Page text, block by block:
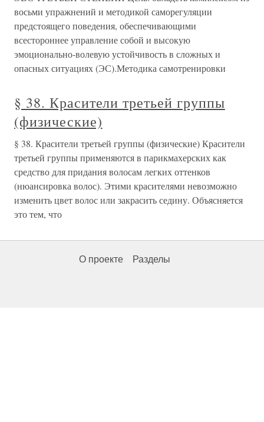
восьми упражнений и методикой саморегуляции
предстоящего поведения, обеспечивающими
всестороннее управление собой и высокую
эмоционально-волевую устойчивость в сложных и
опасных ситуациях (ЭС).Методика самотренировки
§ 38. Красители третьей группы
(физические)
§ 38. Красители третьей группы (физические) Красители
третьей группы применяются в парикмахерских как
средство для придания волосам легких оттенков
(нюансировка волос). Этими красителями невозможно
изменить цвет волос или закрасить седину. Объясняется
это тем, что
О проекте Разделы